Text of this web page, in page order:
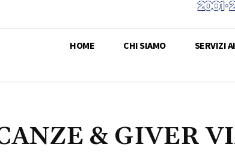
HOME CHI SIAMO SERVIZI
& GIVER